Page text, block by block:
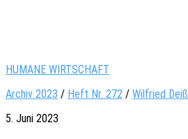
HUMANE WIRTSCHAFT
Archiv 2023 / Heft Nr. 272 / Wil­fried Deiß
5. Juni 2023